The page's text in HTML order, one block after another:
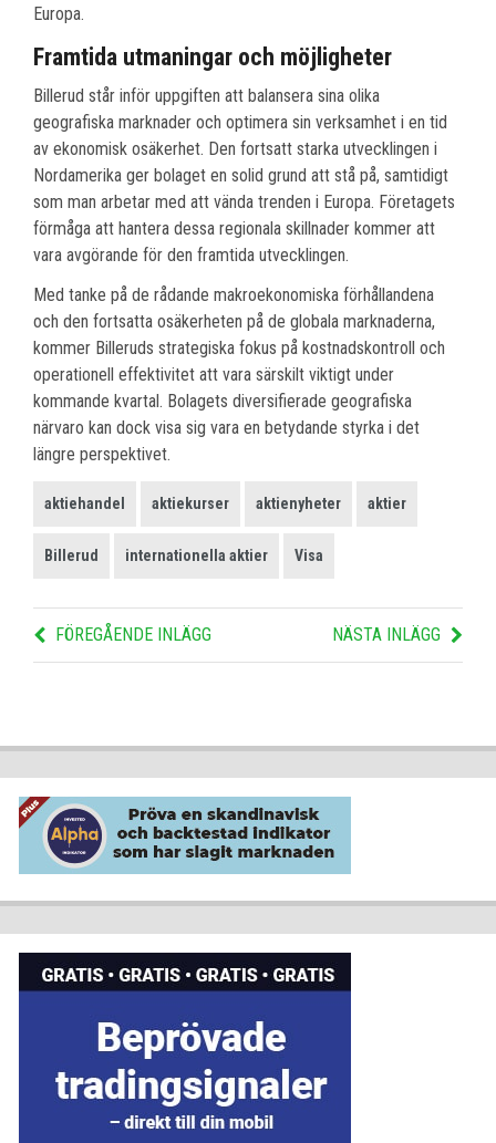
Europa.
Framtida utmaningar och möjligheter
Billerud står inför uppgiften att balansera sina olika
geografiska marknader och optimera sin verksamhet i en tid
av ekonomisk osäkerhet. Den fortsatt starka utvecklingen i
Nordamerika ger bolaget en solid grund att stå på, samtidigt
som man arbetar med att vända trenden i Europa. Företagets
förmåga att hantera dessa regionala skillnader kommer att
vara avgörande för den framtida utvecklingen.
Med tanke på de rådande makroekonomiska förhållandena
och den fortsatta osäkerheten på de globala marknaderna,
kommer Billeruds strategiska fokus på kostnadskontroll och
operationell effektivitet att vara särskilt viktigt under
kommande kvartal. Bolagets diversifierade geografiska
närvaro kan dock visa sig vara en betydande styrka i det
längre perspektivet.
aktiehandel aktiekurser aktienyheter aktier
Billerud internationella aktier Visa
FÖREGÅENDE INLÄGG NÄSTA INLÄGG